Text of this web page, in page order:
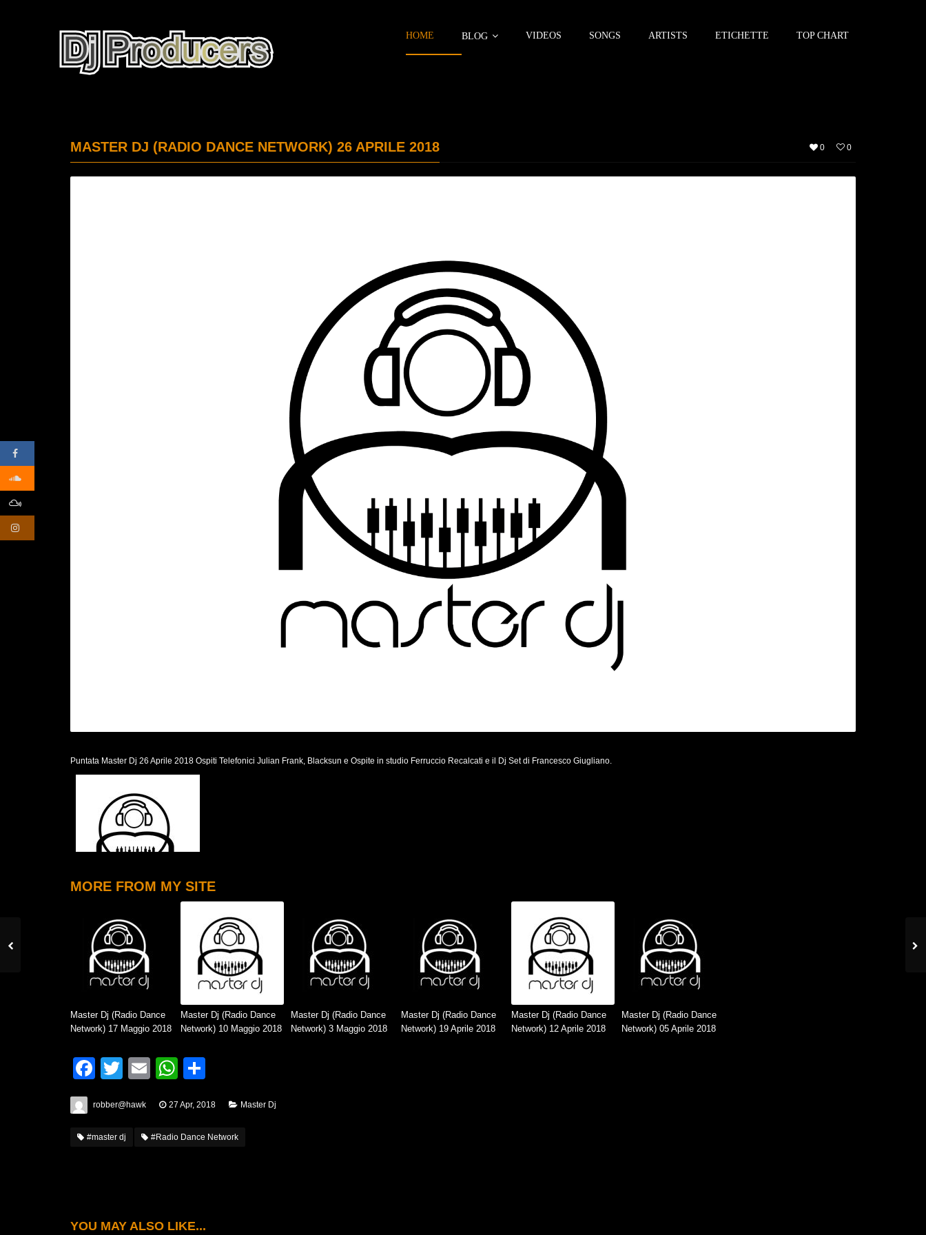
HOME BLOG VIDEOS SONGS ARTISTS ETICHETTE TOP CHART
0 0
MASTER DJ (RADIO DANCE NETWORK) 26 APRILE 2018
Puntata Master Dj 26 Aprile 2018 Ospiti Telefonici Julian Frank, Blacksun e Ospite in studio Ferruccio Recalcati e il Dj Set di Francesco Giugliano.
MORE FROM MY SITE
Master Dj (Radio Dance
Network) 17 Maggio 2018
Master Dj (Radio Dance
Network) 10 Maggio 2018
Master Dj (Radio Dance
Network) 3 Maggio 2018
Master Dj (Radio Dance
Network) 19 Aprile 2018
Master Dj (Radio Dance
Network) 12 Aprile 2018
Master Dj (Radio Dance
Network) 05 Aprile 2018
Facebook
TwitterEmailWhatsApp
robber@hawk 27 Apr, 2018 Master Dj
#master dj #Radio Dance Network
YOU MAY ALSO LIKE...